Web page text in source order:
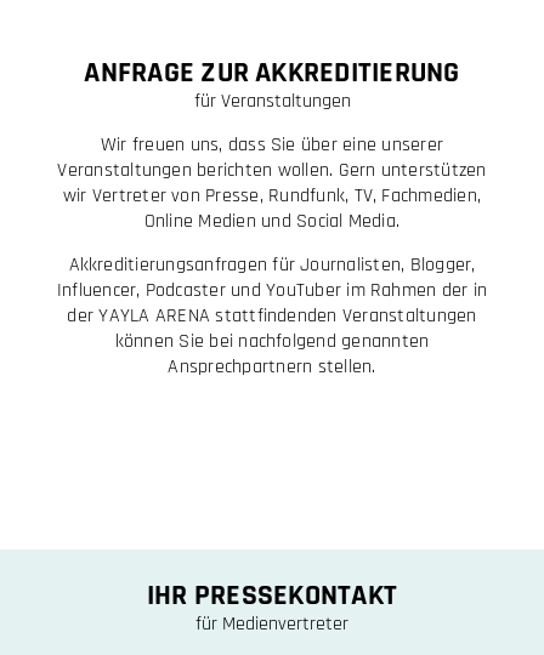
ANFRAGE ZUR AKKREDITIERUNG
für Veranstaltungen
Wir freuen uns, dass Sie über eine unserer
Veranstaltungen berichten wollen. Gern unterstützen
wir Vertreter von Presse, Rundfunk, TV, Fachmedien,
Online Medien und Social Media.
Akkreditierungsanfragen für Journalisten, Blogger,
Influencer, Podcaster und YouTuber im Rahmen der in
der YAYLA ARENA stattfindenden Veranstaltungen
können Sie bei nachfolgend genannten
Ansprechpartnern stellen.
IHR PRESSEKONTAKT
für Medienvertreter